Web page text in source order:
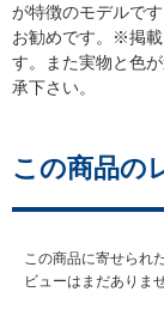
が特徴のモデルで
お勧めです。※掲載
す。また実物と色
承下さい。
この商品の
この商品に寄せられ
ビューはまだありませ